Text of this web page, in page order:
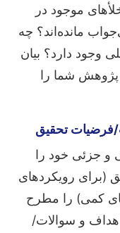
موجود در
مانده‌اند؟ چه
وجود دارد؟ بیان
شما را
فرضیات تحقیق
و جزئی خود را
(برای رویکردهای
کمی) را مطرح
و سوالات/